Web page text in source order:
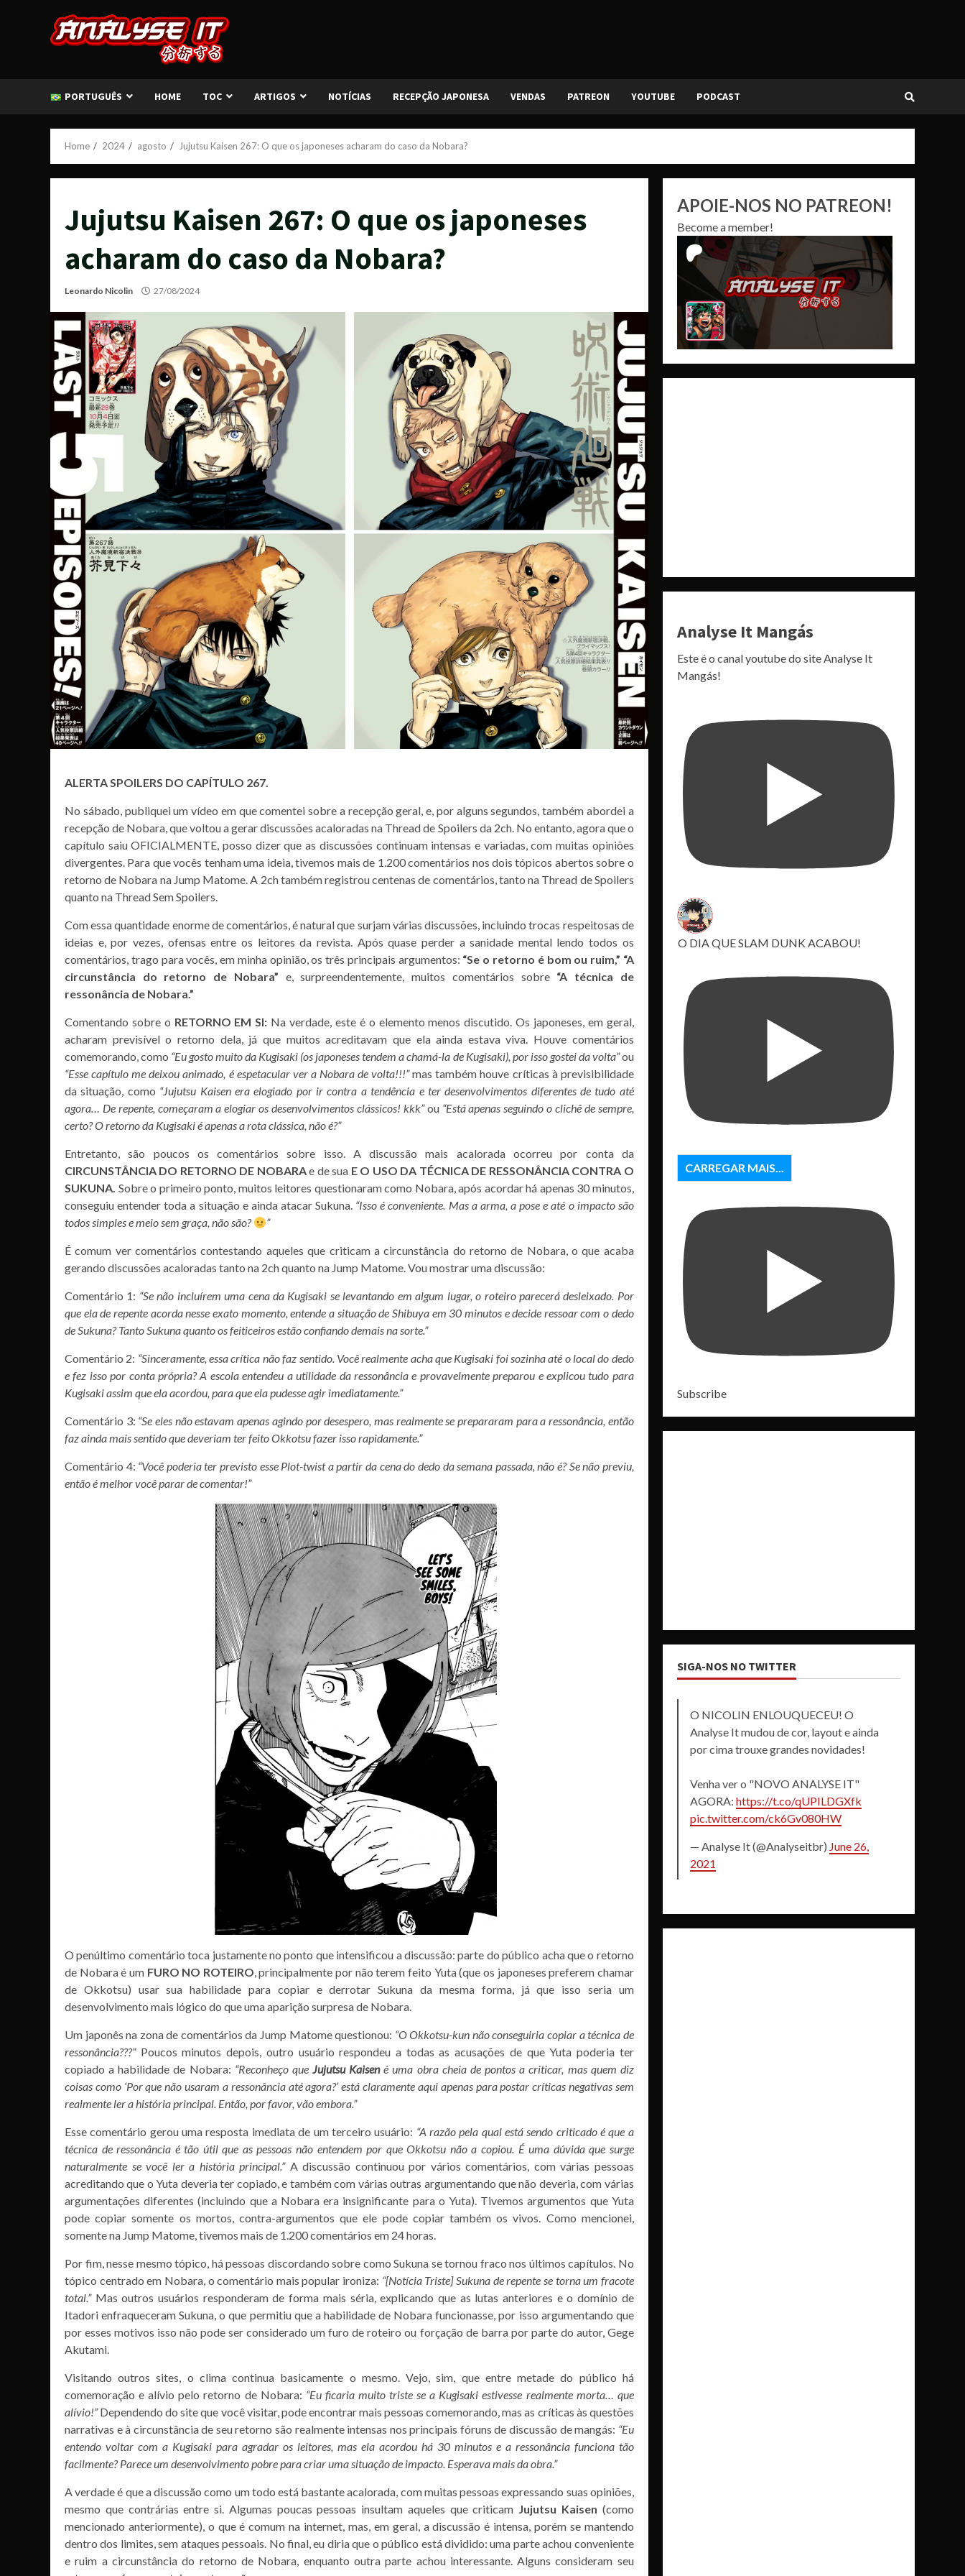
PORTUGUÊS HOME TOC ARTIGOS NOTÍCIAS RECEPÇÃO JAPONESA VENDAS PATREON YOUTUBE PODCAST
Home 2024 agosto Jujutsu Kaisen 267: O que os japoneses acharam do caso da Nobara?
Jujutsu Kaisen 267: O que os japoneses
acharam do caso da Nobara?
Leonardo Nicolin 27/08/2024
ALERTA SPOILERS DO CAPÍTULO 267.
No sábado, publiquei um vídeo em que comentei sobre a recepção geral, e, por alguns segundos, também abordei a
recepção de Nobara, que voltou a gerar discussões acaloradas na Thread de Spoilers da 2ch. No entanto, agora que o
capítulo saiu OFICIALMENTE, posso dizer que as discussões continuam intensas e variadas, com muitas opiniões
divergentes. Para que vocês tenham uma ideia, tivemos mais de 1.200 comentários nos dois tópicos abertos sobre o
retorno de Nobara na Jump Matome. A 2ch também registrou centenas de comentários, tanto na Thread de Spoilers
quanto na Thread Sem Spoilers.
Com essa quantidade enorme de comentários, é natural que surjam várias discussões, incluindo trocas respeitosas de
ideias e, por vezes, ofensas entre os leitores da revista. Após quase perder a sanidade mental lendo todos os
comentários, trago para vocês, em minha opinião, os três principais argumentos: “Se o retorno é bom ou ruim,” “A
circunstância do retorno de Nobara” e, surpreendentemente, muitos comentários sobre “A técnica de
ressonância de Nobara.”
Comentando sobre o RETORNO EM SI: Na verdade, este é o elemento menos discutido. Os japoneses, em geral,
acharam previsível o retorno dela, já que muitos acreditavam que ela ainda estava viva. Houve comentários
comemorando, como “Eu gosto muito da Kugisaki (os japoneses tendem a chamá-la de Kugisaki), por isso gostei da volta”ou
“Esse capítulo me deixou animado, é espetacular ver a Nobara de volta!!!”mas também houve críticas à previsibilidade
da situação, como “Jujutsu Kaisen era elogiado por ir contra a tendência e ter desenvolvimentos diferentes de tudo até
agora… De repente, começaram a elogiar os desenvolvimentos clássicos! kkk”ou “Está apenas seguindo o clichê de sempre,
certo? O retorno da Kugisaki é apenas a rota clássica, não é?”
Entretanto, são poucos os comentários sobre isso. A discussão mais acalorada ocorreu por conta da
CIRCUNSTÂNCIA DO RETORNO DE NOBARAe de sua E O USO DA TÉCNICA DE RESSONÂNCIA CONTRA O
SUKUNA. Sobre o primeiro ponto, muitos leitores questionaram como Nobara, após acordar há apenas 30 minutos,
conseguiu entender toda a situação e ainda atacar Sukuna. “Isso é conveniente. Mas a arma, a pose e até o impacto são
todos simples e meio sem graça, não são?
”
É comum ver comentários contestando aqueles que criticam a circunstância do retorno de Nobara, o que acaba
gerando discussões acaloradas tanto na 2ch quanto na Jump Matome. Vou mostrar uma discussão:
Comentário 1: “Se não incluírem uma cena da Kugisaki se levantando em algum lugar, o roteiro parecerá desleixado. Por
que ela de repente acorda nesse exato momento, entende a situação de Shibuya em 30 minutos e decide ressoar com o dedo
de Sukuna? Tanto Sukuna quanto os feiticeiros estão confiando demais na sorte.”
Comentário 2: “Sinceramente, essa crítica não faz sentido. Você realmente acha que Kugisaki foi sozinha até o local do dedo
e fez isso por conta própria? A escola entendeu a utilidade da ressonância e provavelmente preparou e explicou tudo para
Kugisaki assim que ela acordou, para que ela pudesse agir imediatamente.”
Comentário 3: “Se eles não estavam apenas agindo por desespero, mas realmente se prepararam para a ressonância, então
faz ainda mais sentido que deveriam ter feito Okkotsu fazer isso rapidamente.”
Comentário 4: “Você poderia ter previsto esse Plot-twist a partir da cena do dedo da semana passada, não é? Se não previu,
então é melhor você parar de comentar!”
O penúltimo comentário toca justamente no ponto que intensificou a discussão: parte do público acha que o retorno
de Nobara é um FURO NO ROTEIRO, principalmente por não terem feito Yuta (que os japoneses preferem chamar
de Okkotsu) usar sua habilidade para copiar e derrotar Sukuna da mesma forma, já que isso seria um
desenvolvimento mais lógico do que uma aparição surpresa de Nobara.
Um japonês na zona de comentários da Jump Matome questionou: “O Okkotsu-kun não conseguiria copiar a técnica de
ressonância???”Poucos minutos depois, outro usuário respondeu a todas as acusações de que Yuta poderia ter
copiado a habilidade de Nobara: “Reconheço queJujutsu Kaisené uma obra cheia de pontos a criticar, mas quem diz
coisas como ‘Por que não usaram a ressonância até agora?’ está claramente aqui apenas para postar críticas negativas sem
realmente ler a história principal. Então, por favor, vão embora.”
Esse comentário gerou uma resposta imediata de um terceiro usuário: “A razão pela qual está sendo criticado é que a
técnica de ressonância é tão útil que as pessoas não entendem por que Okkotsu não a copiou. É uma dúvida que surge
naturalmente se você ler a história principal.”A discussão continuou por vários comentários, com várias pessoas
acreditando que o Yuta deveria ter copiado, e também com várias outras argumentando que não deveria, com várias
argumentações diferentes (incluindo que a Nobara era insignificante para o Yuta). Tivemos argumentos que Yuta
pode copiar somente os mortos, contra-argumentos que ele pode copiar também os vivos. Como mencionei,
somente na Jump Matome, tivemos mais de 1.200 comentários em 24 horas.
Por fim, nesse mesmo tópico, há pessoas discordando sobre como Sukuna se tornou fraco nos últimos capítulos. No
tópico centrado em Nobara, o comentário mais popular ironiza: “[Notícia Triste] Sukuna de repente se torna um fracote
total.”Mas outros usuários responderam de forma mais séria, explicando que as lutas anteriores e o domínio de
Itadori enfraqueceram Sukuna, o que permitiu que a habilidade de Nobara funcionasse, por isso argumentando que
por esses motivos isso não pode ser considerado um furo de roteiro ou forçação de barra por parte do autor, Gege
Akutami.
Visitando outros sites, o clima continua basicamente o mesmo. Vejo, sim, que entre metade do público há
comemoração e alívio pelo retorno de Nobara: “Eu ficaria muito triste se a Kugisaki estivesse realmente morta… que
alívio!”Dependendo do site que você visitar, pode encontrar mais pessoas comemorando, mas as críticas às questões
narrativas e à circunstância de seu retorno são realmente intensas nos principais fóruns de discussão de mangás: “Eu
entendo voltar com a Kugisaki para agradar os leitores, mas ela acordou há 30 minutos e a ressonância funciona tão
facilmente? Parece um desenvolvimento pobre para criar uma situação de impacto. Esperava mais da obra.”
A verdade é que a discussão como um todo está bastante acalorada, com muitas pessoas expressando suas opiniões,
mesmo que contrárias entre si. Algumas poucas pessoas insultam aqueles que criticam Jujutsu Kaisen (como
mencionado anteriormente), o que é comum na internet, mas, em geral, a discussão é intensa, porém se mantendo
dentro dos limites, sem ataques pessoais. No final, eu diria que o público está dividido: uma parte achou conveniente
e ruim a circunstância do retorno de Nobara, enquanto outra parte achou interessante. Alguns consideram seu
APOIE-NOS NO PATREON!
Become a member!
Analyse It Mangás
Este é o canal youtube do site Analyse It
Mangás!
O DIA QUE SLAM DUNK ACABOU!
CARREGAR MAIS...
Subscribe
SIGA-NOS NO TWITTER
O NICOLIN ENLOUQUECEU! O
Analyse It mudou de cor, layout e ainda
por cima trouxe grandes novidades!
Venha ver o "NOVO ANALYSE IT"
AGORA:https://t.co/qUPILDGXfk
pic.twitter.com/ck6Gv080HW
— Analyse It (@Analyseitbr) June 26,
2021